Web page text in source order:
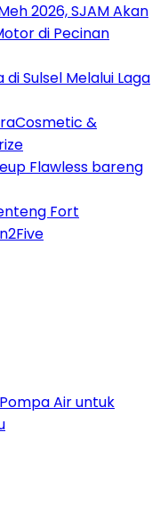
2026, SJAM Akan
di Pecinan
Sulsel Melalui Laga
&
Flawless bareng
Fort
Air untuk